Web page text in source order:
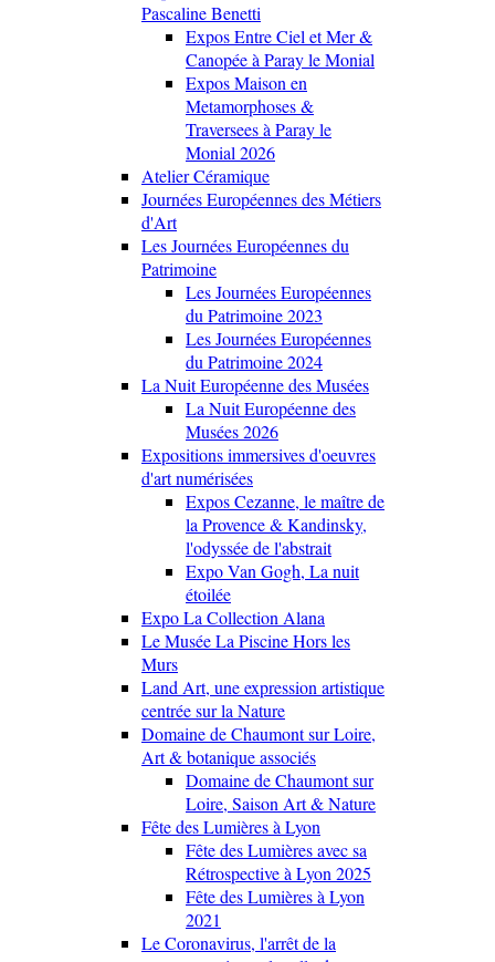
Pascaline Benetti
Expos Entre Ciel et Mer &
Canopée à Paray le Monial
Expos Maison en
Metamorphoses &
Traversees à Paray le
Monial 2026
Atelier Céramique
Journées Européennes des Métiers
d'Art
Les Journées Européennes du
Patrimoine
Les Journées Européennes
du Patrimoine 2023
Les Journées Européennes
du Patrimoine 2024
La Nuit Européenne des Musées
La Nuit Européenne des
Musées 2026
Expositions immersives d'oeuvres
d'art numérisées
Expos Cezanne, le maître de
la Provence & Kandinsky,
l'odyssée de l'abstrait
Expo Van Gogh, La nuit
étoilée
Expo La Collection Alana
Le Musée La Piscine Hors les
Murs
Land Art, une expression artistique
centrée sur la Nature
Domaine de Chaumont sur Loire,
Art & botanique associés
Domaine de Chaumont sur
Loire, Saison Art & Nature
Fête des Lumières à Lyon
Fête des Lumières avec sa
Rétrospective à Lyon 2025
Fête des Lumières à Lyon
2021
Le Coronavirus, l'arrêt de la